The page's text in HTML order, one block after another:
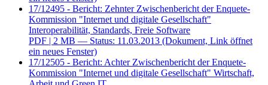
17/12495 - Bericht: Zehnter Zwischenbericht der Enquete-
Kommission "Internet und digitale Gesellschaft"
Interoperabilität, Standards, Freie Software
PDF | 2 MB — Status: 11.03.2013 (Dokument, Link öffnet
ein neues Fenster)
17/12505 - Bericht: Achter Zwischenbericht der Enquete-
Kommission "Internet und digitale Gesellschaft" Wirtschaft,